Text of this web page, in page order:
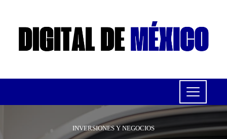
INVERSIONES Y NEGOCIOS